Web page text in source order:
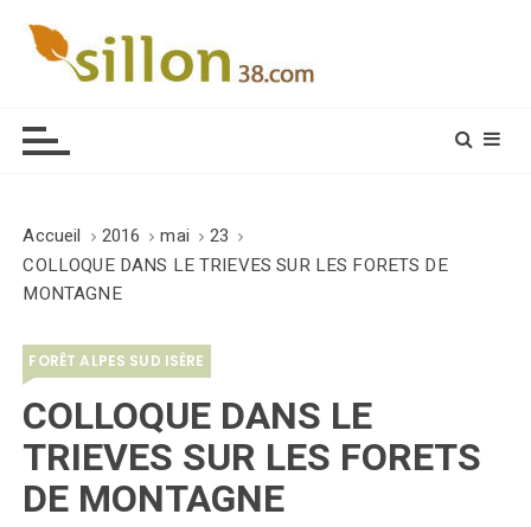
Accueil 2016 mai
23
COLLOQUE DANS LE TRIEVES SUR LES FORETS DE
MONTAGNE
FORÊT ALPES SUD ISÈRE
COLLOQUE DANS LE
TRIEVES SUR LES FORETS
DE MONTAGNE